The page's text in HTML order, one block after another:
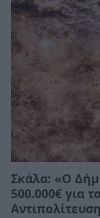
Σκάλα: «Ο
500.000€ για
Αντιπολίτευση